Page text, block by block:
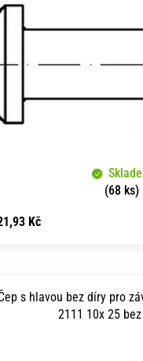
(68 ks)
Kč
s hlavou bez díry pro
2111